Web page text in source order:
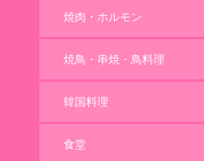
焼肉・ホルモン
焼鳥・串焼・鳥料理
韓国料理
食堂